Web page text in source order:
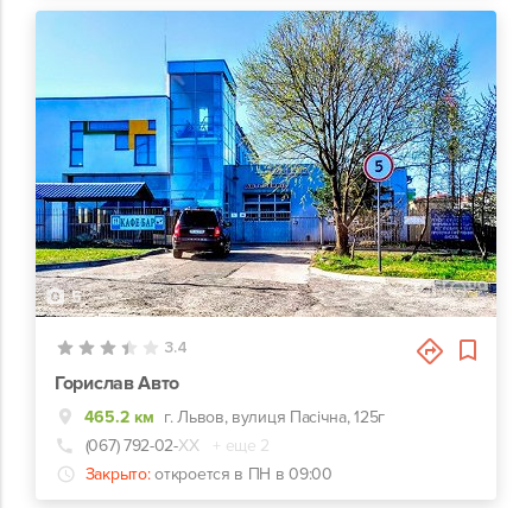
5
3.4
Горислав Авто
465.2 км г. Львов, вулиця Пасічна, 125г
(067) 792-02-ХХ
+ еще 2
Закрыто: откроется в ПН в 09:00